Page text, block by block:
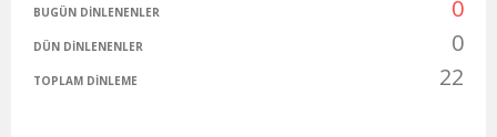
BUGÜN DINLENENLER 0
DÜN DINLENENLER 0
TOPLAM DINLEME 22